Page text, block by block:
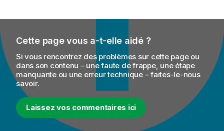
Cette page vous a-t-elle aidé ?
Si vous rencontrez des problèmes sur cette page ou
dans son contenu – une faute de frappe, une étape
manquante ou une erreur technique – faites-le-nous
savoir.
Laissez vos commentaires ici